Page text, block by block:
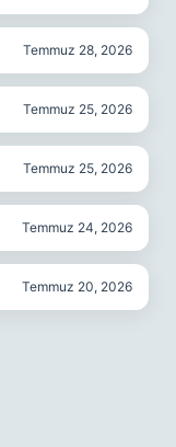
Temmuz 28, 2026
Temmuz 25, 2026
Temmuz 25, 2026
Temmuz 24, 2026
Temmuz 20, 2026